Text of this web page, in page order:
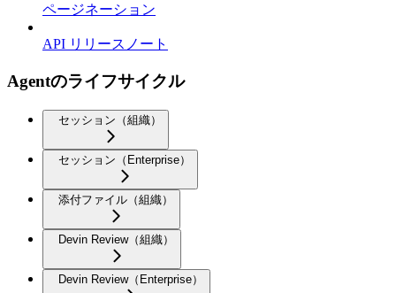
ページネーション
API リリースノート
Agentのライフサイクル
セッション（組織）
セッション（Enterprise）
添付ファイル（組織）
Devin Review（組織）
Devin Review（Enterprise）